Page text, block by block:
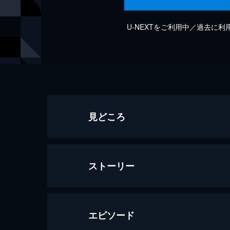
U-NEXTをご利用中／過去に利
見どころ
ストーリー
エピソード